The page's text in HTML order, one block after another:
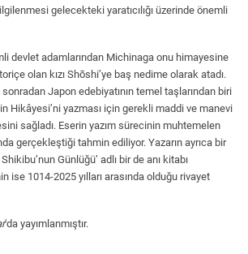
gelecekteki yaratıcılığı üzerinde önemli
devlet adamlarından Michinaga onu himayesine
olan kızı Shōshi’ye baş nedime olarak atadı.
Japon edebiyatının temel taşlarından biri
Hikâyesi’ni yazması için gerekli maddi ve manevi
sağladı. Eserin yazım sürecinin muhtemelen
gerçekleştiği tahmin ediliyor. Yazarın ayrıca bir
Günlüğü’ adlı bir de anı kitabı
ise 1014-2025 yılları arasında olduğu rivayet
'da yayımlanmıştır.